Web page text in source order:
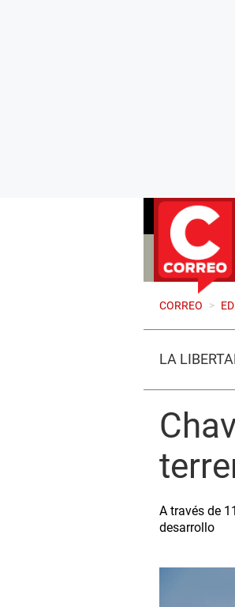
CORREO >
LA
A través de
desarrollo